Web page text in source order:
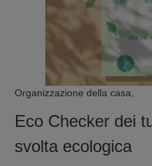
Organizzazione della casa,
Eco Checker dei
svolta ecologica